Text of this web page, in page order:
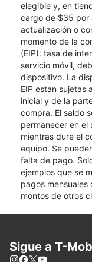
elegible y, en
cargo de $35 por
actualización o
momento de la
(EIP): tasa de
servicio móvil,
dispositivo. La
EIP están sujetas
inicial y de la
compra. El saldo
permanecer en el
mientras dure el
equipo. Se
falta de pago.
ejemplos que se
pagos mensuales
montos de otros